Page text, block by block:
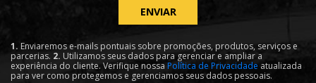
ENVIAR
1. Enviaremos e-mails pontuais sobre promoções, produtos, serviços e
parcerias. 2. Utilizamos seus dados para gerenciar e ampliar a
experiência do cliente. Verifique nossa Política de Privacidade atualizada
para ver como protegemos e gerenciamos seus dados pessoais.